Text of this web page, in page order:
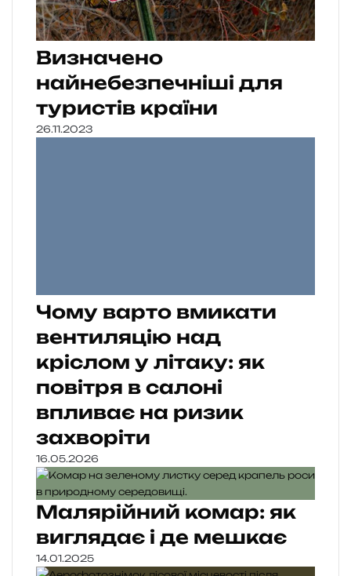
Визначено
найнебезпечніші для
туристів країни
26.11.2023
Чому варто вмикати
вентиляцію над
кріслом у літаку: як
повітря в салоні
впливає на ризик
захворіти
16.05.2026
Малярійний комар: як
виглядає і де мешкає
14.01.2025